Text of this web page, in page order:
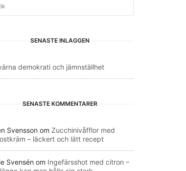
SENASTE INLÄGGEN
demokrati och jämnställhet
SENASTE KOMMENTARER
Svensson om Zucchinivåfflor med
– läckert och lätt recept
Svensén om Ingefärsshot med citron –